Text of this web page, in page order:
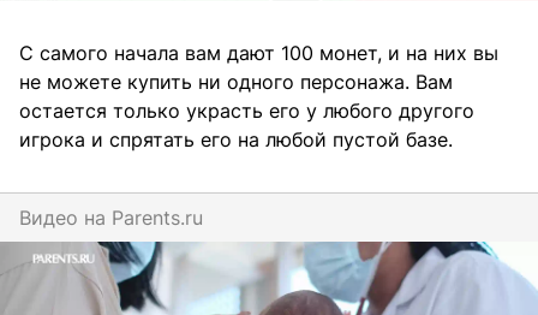
С самого начала вам дают 100 монет, и на них вы
не можете купить ни одного персонажа. Вам
остается только украсть его у любого другого
игрока и спрятать его на любой пустой базе.
Видео на parents.ru